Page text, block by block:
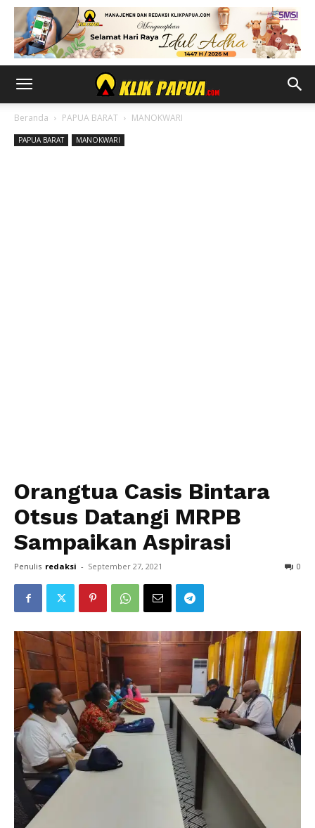
Beranda PAPUA BARAT MANOKWARI
PAPUA BARAT MANOKWARI
Orangtua Casis Bintara
Otsus Datangi MRPB
Sampaikan Aspirasi
Penulis redaksi - September 27, 2021 0